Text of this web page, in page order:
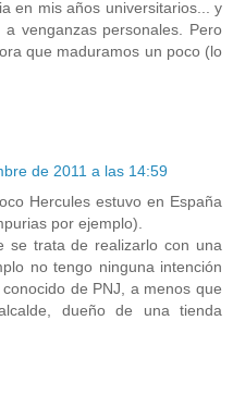
en mis años universitarios... y
venganzas personales. Pero
que maduramos un poco (lo
de 2011 a las 14:59
Hercules estuvo en España
por ejemplo).
se trata de realizarlo con una
no tengo ninguna intención
de PNJ, a menos que
dueño de una tienda